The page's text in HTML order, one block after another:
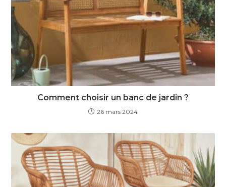
Comment choisir un banc de jardin ?
26 mars 2024